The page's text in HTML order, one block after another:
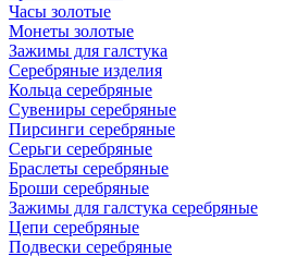
Часы золотые
Монеты золотые
Зажимы для галстука
Серебряные изделия
Кольца серебряные
Сувениры серебряные
Пирсинги серебряные
Серьги серебряные
Браслеты серебряные
Броши серебряные
Зажимы для галстука серебряные
Цепи серебряные
Подвески серебряные